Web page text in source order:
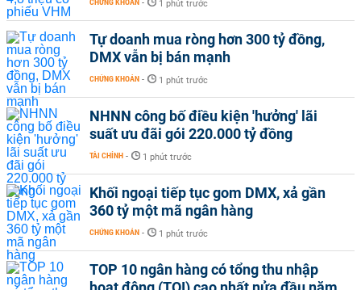
CHỨNG KHOÁN - 1 phút trước
Tự doanh mua ròng hơn 300 tỷ đồng,
DMX vẫn bị bán mạnh
CHỨNG KHOÁN - 1 phút trước
NHNN công bố điều kiện 'hưởng' lãi
suất ưu đãi gói 220.000 tỷ đồng
TÀI CHÍNH - 1 phút trước
Khối ngoại tiếp tục gom DMX, xả gần
360 tỷ một mã ngân hàng
CHỨNG KHOÁN - 1 phút trước
TOP 10 ngân hàng có tổng thu nhập